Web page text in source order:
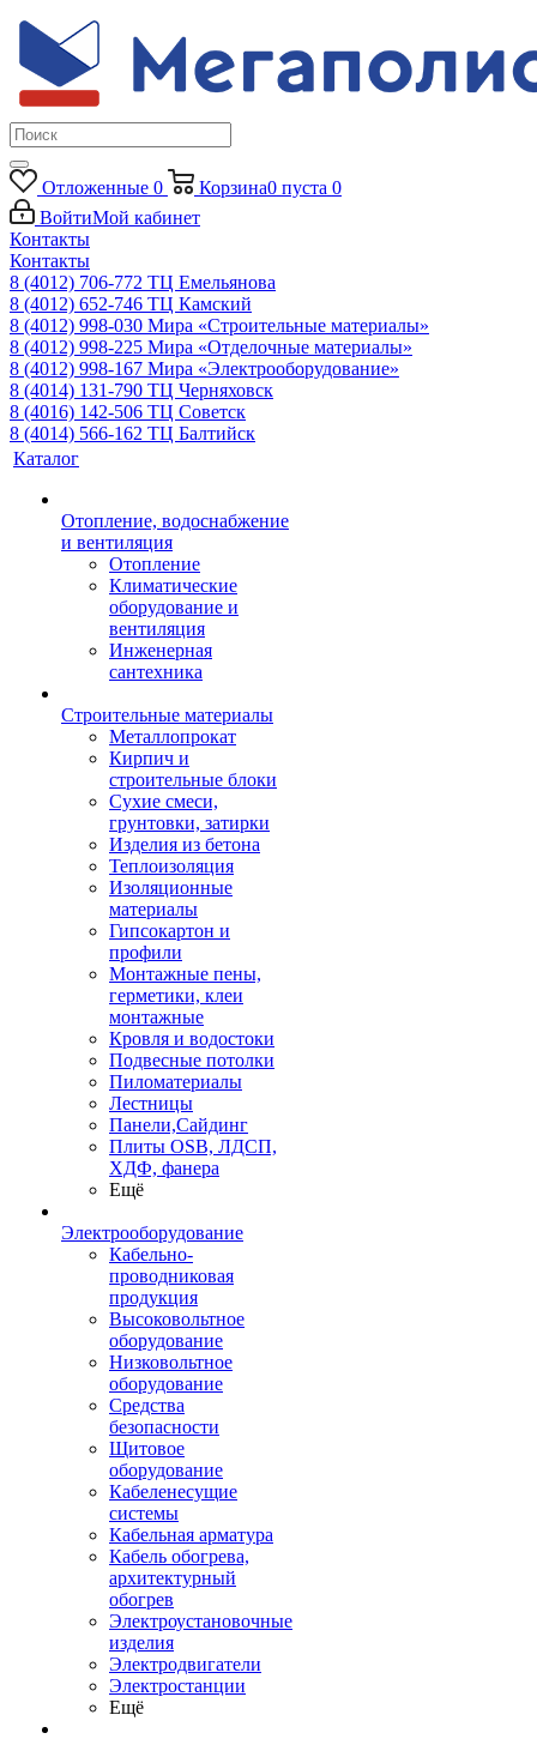
Отложенные 0 Корзина0 пуста 0
ВойтиМой кабинет
Контакты
Контакты
8 (4012) 706-772 ТЦ Емельянова
8 (4012) 652-746 ТЦ Камский
8 (4012) 998-030 Мира «Строительные материалы»
8 (4012) 998-225 Мира «Отделочные материалы»
8 (4012) 998-167 Мира «Электрооборудование»
8 (4014) 131-790 ТЦ Черняховск
8 (4016) 142-506 ТЦ Советск
8 (4014) 566-162 ТЦ Балтийск
Каталог
Отопление, водоснабжение
и вентиляция
Отопление
Климатические
оборудование и
вентиляция
Инженерная
сантехника
Строительные материалы
Металлопрокат
Кирпич и
строительные блоки
Сухие смеси,
грунтовки, затирки
Изделия из бетона
Теплоизоляция
Изоляционные
материалы
Гипсокартон и
профили
Монтажные пены,
герметики, клеи
монтажные
Кровля и водостоки
Подвесные потолки
Пиломатериалы
Лестницы
Панели,Сайдинг
Плиты OSB, ЛДСП,
ХДФ, фанера
Ещё
Электрооборудование
Кабельно-
проводниковая
продукция
Высоковольтное
оборудование
Низковольтное
оборудование
Средства
безопасности
Щитовое
оборудование
Кабеленесущие
системы
Кабельная арматура
Кабель обогрева,
архитектурный
обогрев
Электроустановочные
изделия
Электродвигатели
Электростанции
Ещё